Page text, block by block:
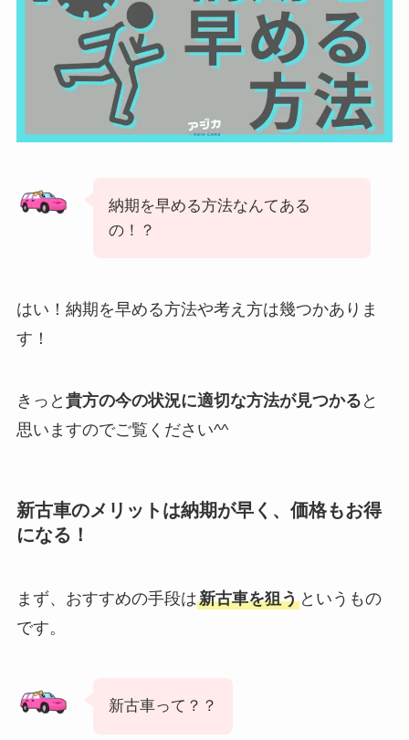
納期を早める方法なんてある
の！？
はい！納期を早める方法や考え方は幾つかありま
す！
きっと 貴方の今の状況に適切な方法が見つかる と
思いますのでご覧ください^^
新古車のメリットは納期が早く、価格もお得
になる！
まず、おすすめの手段は新古車を狙うというもの
です。
新古車って？？